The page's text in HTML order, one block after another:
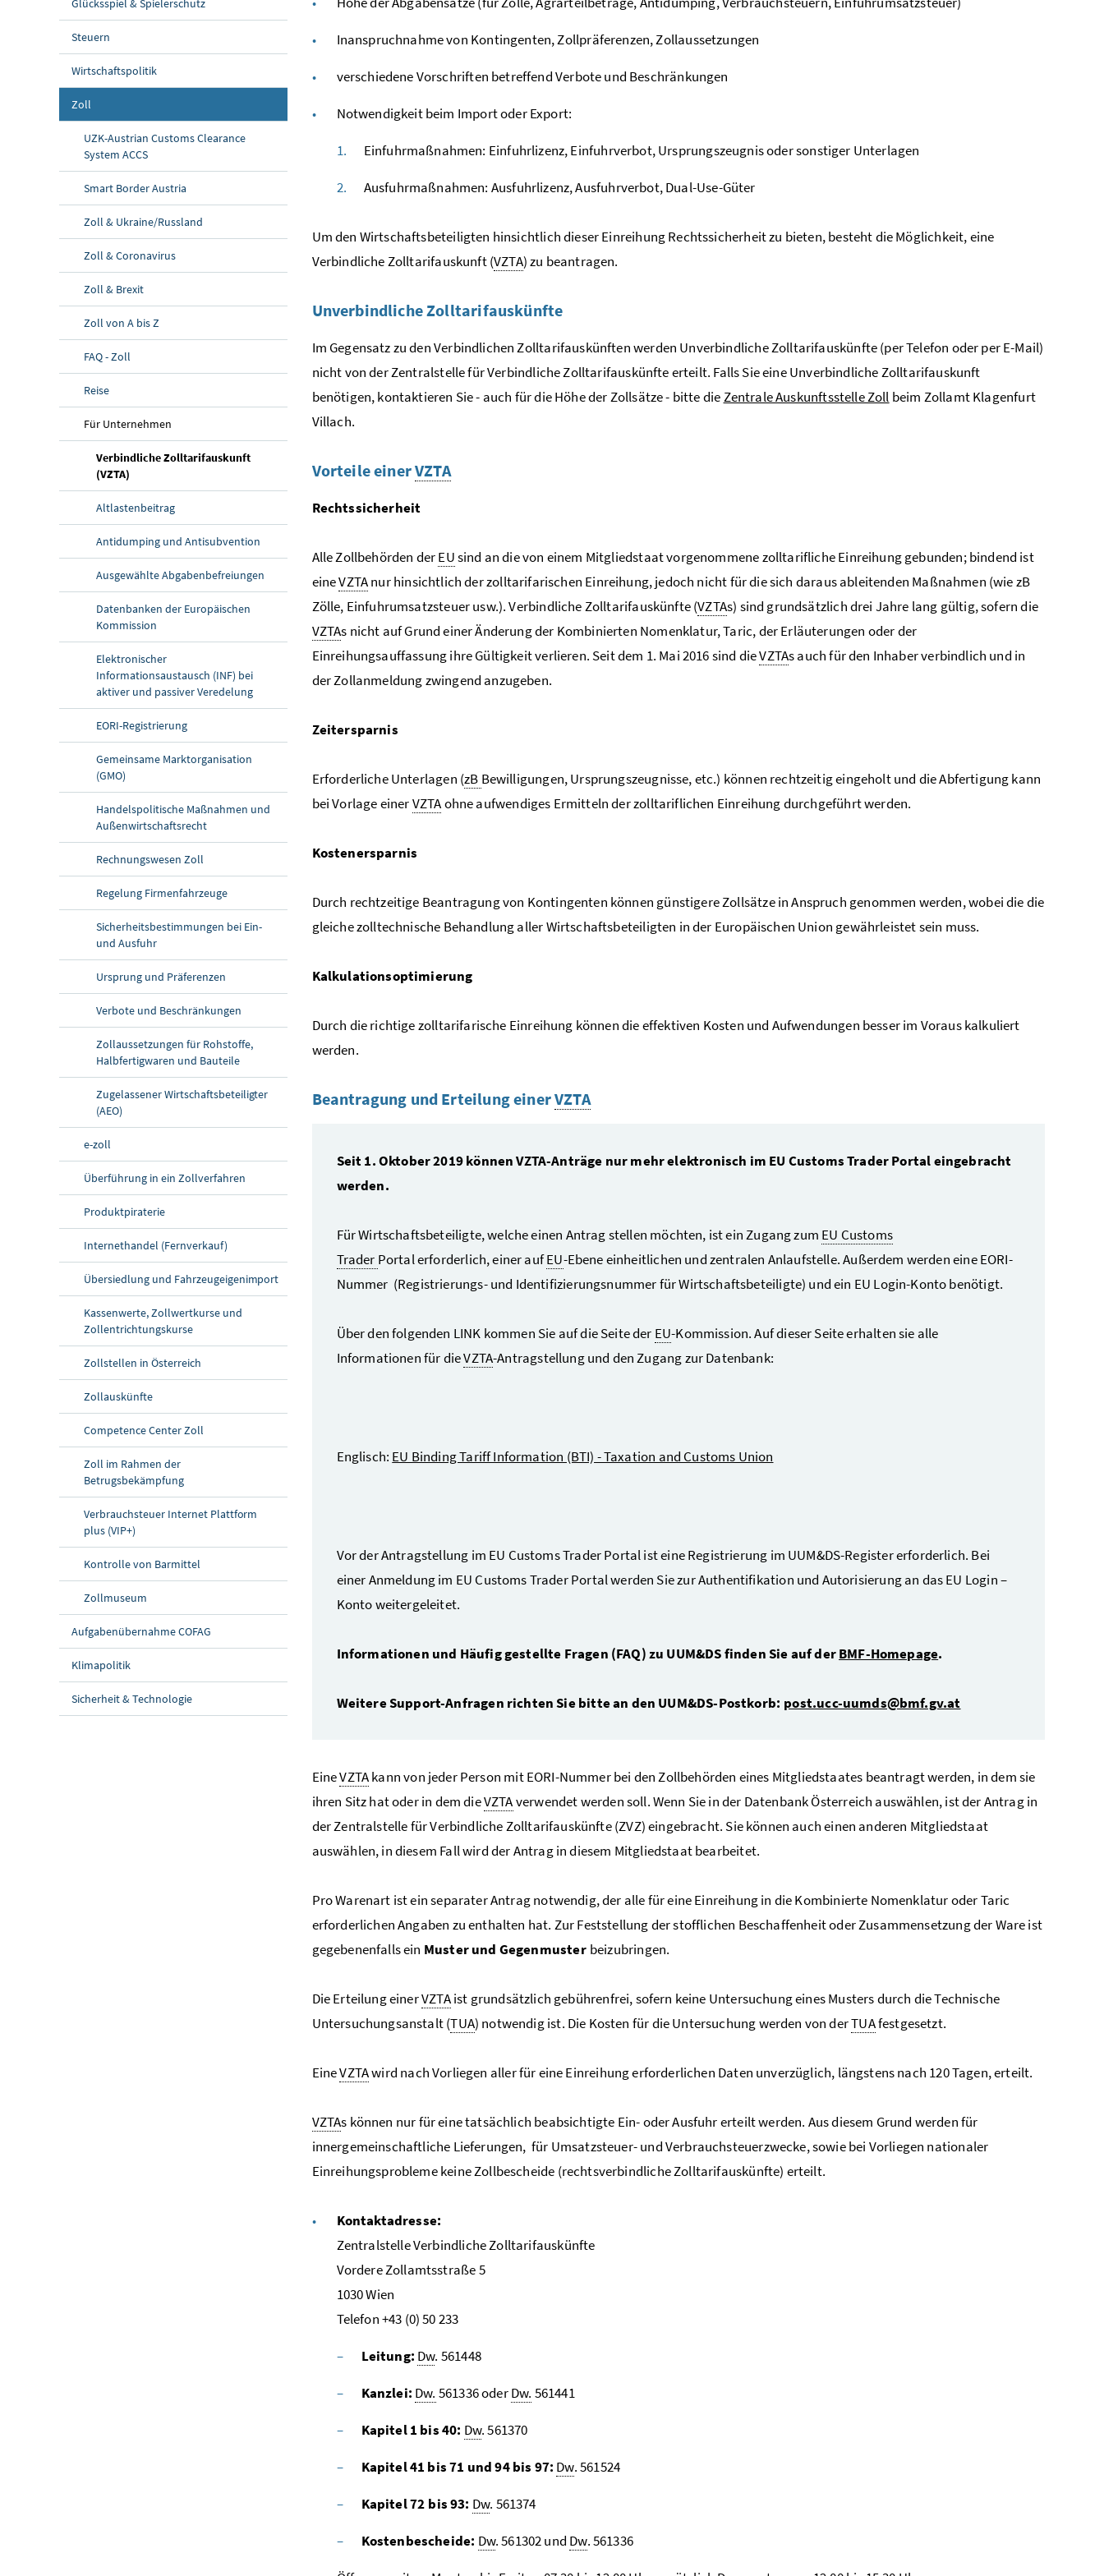
Steuern
Wirtschaftspolitik
Zoll
UZK-Austrian Customs Clearance
System ACCS
Smart Border Austria
Zoll & Ukraine/Russland
Zoll & Coronavirus
Zoll & Brexit
Zoll von A bis Z
FAQ - Zoll
Reise
Für Unternehmen
Verbindliche Zolltarifauskunft
(VZTA)(aktuelle Seite)
Altlastenbeitrag
Antidumping und Antisubvention
Ausgewählte Abgabenbefreiungen
Datenbanken der Europäischen
Kommission
Elektronischer
Informationsaustausch (INF) bei
aktiver und passiver Veredelung
EORI-Registrierung
Gemeinsame Marktorganisation
(GMO)
Handelspolitische Maßnahmen und
Außenwirtschaftsrecht
Rechnungswesen Zoll
Regelung Firmenfahrzeuge
Sicherheitsbestimmungen bei Ein-
und Ausfuhr
Ursprung und Präferenzen
Verbote und Beschränkungen
Zollaussetzungen für Rohstoffe,
Halbfertigwaren und Bauteile
Zugelassener Wirtschaftsbeteiligter
(AEO)
e-zoll
Überführung in ein Zollverfahren
Produktpiraterie
Internethandel (Fernverkauf)
Übersiedlung und Fahrzeugeigenimport
Kassenwerte, Zollwertkurse und
Zollentrichtungskurse
Zollstellen in Österreich
Zollauskünfte
Competence Center Zoll
Zoll im Rahmen der
Betrugsbekämpfung
Verbrauchsteuer Internet Plattform
plus (VIP+)
Kontrolle von Barmittel
Zollmuseum
Aufgabenübernahme COFAG
Klimapolitik
Sicherheit & Technologie
Inanspruchnahme von Kontingenten, Zollpräferenzen, Zollaussetzungen
verschiedene Vorschriften betreffend Verbote und Beschränkungen
Notwendigkeit beim Import oder Export:
Einfuhrmaßnahmen: Einfuhrlizenz, Einfuhrverbot, Ursprungszeugnis oder sonstiger Unterlagen
Ausfuhrmaßnahmen: Ausfuhrlizenz, Ausfuhrverbot, Dual-Use-Güter
Um den Wirtschaftsbeteiligten hinsichtlich dieser Einreihung Rechtssicherheit zu bieten, besteht die Möglichkeit, eine
Verbindliche Zolltarifauskunft (VZTA) zu beantragen.
Unverbindliche Zolltarifauskünfte
Im Gegensatz zu den Verbindlichen Zolltarifauskünften werden Unverbindliche Zolltarifauskünfte (per Telefon oder perE-Mail)
nicht von der Zentralstelle für Verbindliche Zolltarifauskünfte erteilt. Falls Sie eine Unverbindliche Zolltarifauskunft
benötigen, kontaktieren Sie - auch für die Höhe der Zollsätze - bitte dieZentrale Auskunftsstelle Zoll beim Zollamt Klagenfurt
Villach.
Vorteile einerVZTA
Rechtssicherheit
Alle Zollbehörden derEUsind an die von einem Mitgliedstaat vorgenommene zolltarifliche Einreihung gebunden; bindend ist
eineVZTAnur hinsichtlich der zolltarifarischen Einreihung, jedoch nicht für die sich daraus ableitenden Maßnahmen (wie zB
Zölle, Einfuhrumsatzsteuer usw.). Verbindliche Zolltarifauskünfte (VZTAs) sind grundsätzlich drei Jahre lang gültig, sofern die
VZTAs nicht auf Grund einer Änderung der Kombinierten Nomenklatur, Taric, der Erläuterungen oder der
Einreihungsauffassung ihre Gültigkeit verlieren. Seit dem 1. Mai 2016 sind dieVZTAs auch für den Inhaber verbindlich und in
der Zollanmeldung zwingend anzugeben.
Zeitersparnis
Erforderliche Unterlagen (zB Bewilligungen, Ursprungszeugnisse, etc.) können rechtzeitig eingeholt und die Abfertigung kann
bei Vorlage einerVZTAohne aufwendiges Ermitteln der zolltariflichen Einreihung durchgeführt werden.
Kostenersparnis
Durch rechtzeitige Beantragung von Kontingenten können günstigere Zollsätze in Anspruch genommen werden, wobei die die
gleiche zolltechnische Behandlung aller Wirtschaftsbeteiligten in der Europäischen Union gewährleistet sein muss.
Kalkulationsoptimierung
Durch die richtige zolltarifarische Einreihung können die effektiven Kosten und Aufwendungen besser im Voraus kalkuliert
werden.
Beantragung und Erteilung einerVZTA
Seit 1. Oktober 2019 können VZTA-Anträge nur mehr elektronisch im EU Customs Trader Portal eingebracht
werden.
Für Wirtschaftsbeteiligte, welche einen Antrag stellen möchten, ist ein Zugang zum EU Customs
Trader Portal erforderlich, einer aufEU-Ebene einheitlichen und zentralen Anlaufstelle. Außerdem werden eine EORI-
Nummer (Registrierungs- und Identifizierungsnummer für Wirtschaftsbeteiligte) und ein EU Login-Konto benötigt.
Über den folgenden LINK kommen Sie auf die Seite der EU-Kommission. Auf dieser Seite erhalten sie alle
Informationen für dieVZTA-Antragstellung und den Zugang zur Datenbank:
Englisch: EU Binding Tariff Information (BTI) - Taxation and Customs Union
Vor der Antragstellung im EU Customs Trader Portal ist eine Registrierung im UUM&DS-Register erforderlich. Bei
einer Anmeldung im EU Customs Trader Portal werden Sie zur Authentifikation und Autorisierung an das EU Login –
Konto weitergeleitet.
Informationen und Häufig gestellte Fragen (FAQ) zu UUM&DS finden Sie auf derBMF-Homepage.
Weitere Support-Anfragen richten Sie bitte an den UUM&DS-Postkorb: post.ucc-uumds@bmf.gv.at
EineVZTAkann von jeder Person mit EORI-Nummer bei den Zollbehörden eines Mitgliedstaates beantragt werden, in dem sie
ihren Sitz hat oder in dem dieVZTAverwendet werden soll. Wenn Sie in der Datenbank Österreich auswählen, ist der Antrag in
der Zentralstelle für Verbindliche Zolltarifauskünfte (ZVZ) eingebracht. Sie können auch einen anderen Mitgliedstaat
auswählen, in diesem Fall wird der Antrag in diesem Mitgliedstaat bearbeitet.
Pro Warenart ist ein separater Antrag notwendig, der alle für eine Einreihung in die Kombinierte Nomenklatur oder Taric
erforderlichen Angaben zu enthalten hat. Zur Feststellung der stofflichen Beschaffenheit oder Zusammensetzung der Ware ist
gegebenenfalls ein Muster und Gegenmuster beizubringen.
Die Erteilung einerVZTAist grundsätzlich gebührenfrei, sofern keine Untersuchung eines Musters durch die Technische
Untersuchungsanstalt (TUA) notwendig ist. Die Kosten für die Untersuchung werden von derTUAfestgesetzt.
EineVZTAwird nach Vorliegen aller für eine Einreihung erforderlichen Daten unverzüglich, längstens nach 120 Tagen, erteilt.
VZTAs können nur für eine tatsächlich beabsichtigte Ein- oder Ausfuhr erteilt werden. Aus diesem Grund werden für
innergemeinschaftliche Lieferungen, für Umsatzsteuer- und Verbrauchsteuerzwecke, sowie bei Vorliegen nationaler
Einreihungsprobleme keine Zollbescheide (rechtsverbindliche Zolltarifauskünfte) erteilt.
Kontaktadresse:
Zentralstelle Verbindliche Zolltarifauskünfte
Vordere Zollamtsstraße 5
1030 Wien
Telefon +43 (0) 50 233
Leitung: Dw. 561448
Kanzlei: Dw. 561336 oderDw. 561441
Kapitel 1 bis 40: Dw. 561370
Kapitel 41 bis 71 und 94 bis 97: Dw. 561524
Kapitel 72 bis 93: Dw. 561374
Kostenbescheide: Dw. 561302 und Dw. 561336